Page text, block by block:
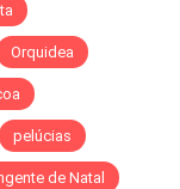
Orquidea
pelúcias
de Natal